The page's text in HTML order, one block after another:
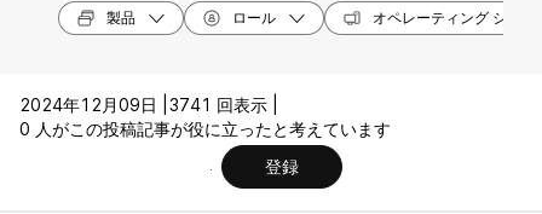
製品 ロール オペレーティング システ
2024年12月09日 | 3741 回表示 |
0 人がこの投稿記事が役に立ったと考えています
登録